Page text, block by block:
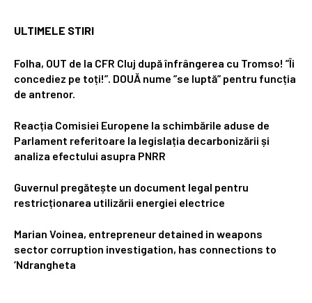
ULTIMELE STIRI
Folha, OUT de la CFR Cluj după înfrângerea cu Tromso! ”Îi
concediez pe toți!”. DOUĂ nume ”se luptă” pentru funcția
de antrenor.
Reacția Comisiei Europene la schimbările aduse de
Parlament referitoare la legislația decarbonizării și
analiza efectului asupra PNRR
Guvernul pregătește un document legal pentru
restricționarea utilizării energiei electrice
Marian Voinea, entrepreneur detained in weapons
sector corruption investigation, has connections to
‘Ndrangheta